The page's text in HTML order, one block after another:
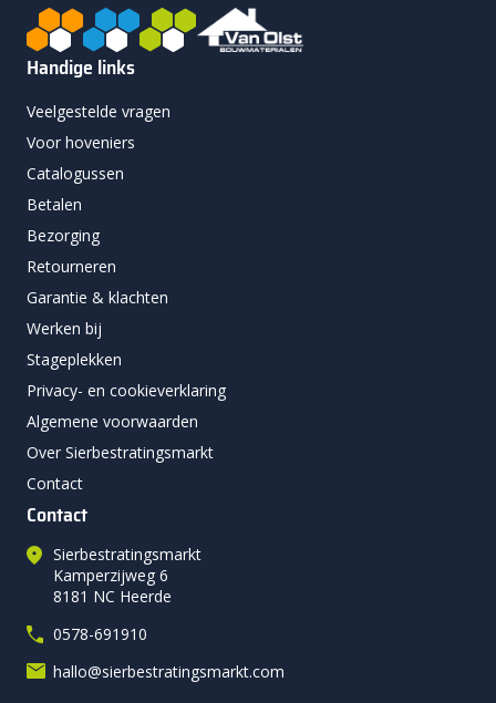
Handige links
Veelgestelde vragen
Voor hoveniers
Catalogussen
Betalen
Bezorging
Retourneren
Garantie & klachten
Werken bij
Stageplekken
Privacy- en cookieverklaring
Algemene voorwaarden
Over Sierbestratingsmarkt
Contact
Contact
Sierbestratingsmarkt
Kamperzijweg 6
8181 NC Heerde
0578-691910
hallo@sierbestratingsmarkt.com